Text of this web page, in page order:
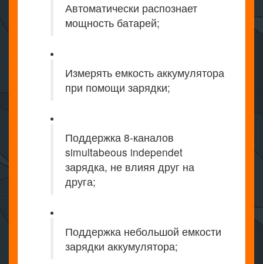
Автоматически распознает
мощность батарей;
Измерять емкость аккумулятора
при помощи зарядки;
Поддержка 8-каналов
simultabeous independet
зарядка, не влияя друг на
друга;
Поддержка небольшой емкости
зарядки аккумулятора;